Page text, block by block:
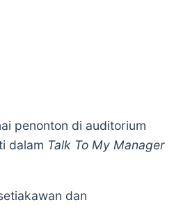
penonton di auditorium
dalam Talk To My Manager
dan